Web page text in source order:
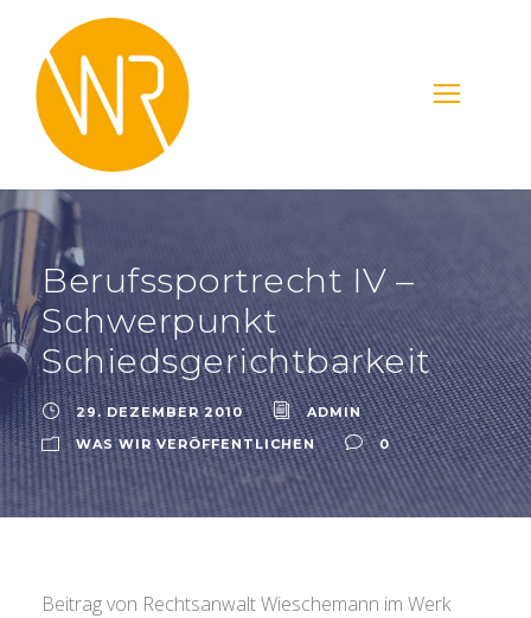
Berufssportrecht IV –
Schwerpunkt
Schiedsgerichtbarkeit
29. DEZEMBER 2010
ADMIN
WAS WIR VERÖFFENTLICHEN
0
Beitrag von Rechtsanwalt Wieschemann im Werk